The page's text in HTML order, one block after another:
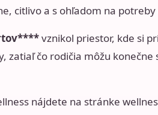
citlivo a s ohľadom na potreby
vznikol priestor, kde si
zatiaľ čo rodičia môžu
nájdete na stránke